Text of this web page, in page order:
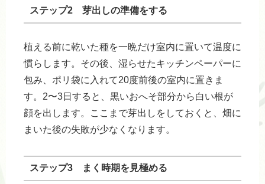
ステップ2 芽出しの準備をする
植える前に乾いた種を一晩だけ室内に置いて温度に
慣らします。その後、湿らせたキッチンペーパーに
包み、ポリ袋に入れて20度前後の室内に置きま
す。2〜3日すると、黒いおへそ部分から白い根が
顔を出します。ここまで芽出しをしておくと、畑に
まいた後の失敗が少なくなります。
ステップ3 まく時期を見極める